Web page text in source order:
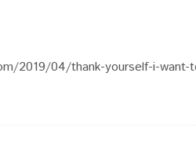
2019/04/thank-yourself-i-want-